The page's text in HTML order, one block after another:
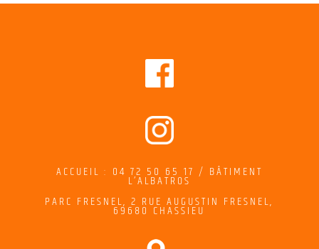
ACCUEIL : 04 72 50 65 17 / BÂTIMENT
L’ALBATROS
PARC FRESNEL, 2 RUE AUGUSTIN FRESNEL,
69680 CHASSIEU